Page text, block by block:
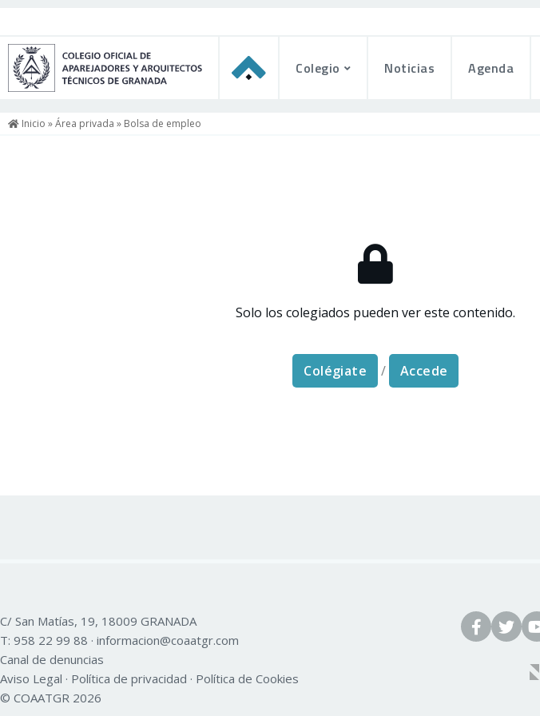
Colegio Noticias Agenda
Inicio »Área privada » Bolsa de empleo
Solo los colegiados pueden ver este contenido.
Colégiate / Accede
C/ San Matías, 19, 18009 GRANADA
T: 958 22 99 88 · informacion@coaatgr.com
Canal de denuncias
Aviso Legal · Política de privacidad · Política de Cookies
© COAATGR 2026